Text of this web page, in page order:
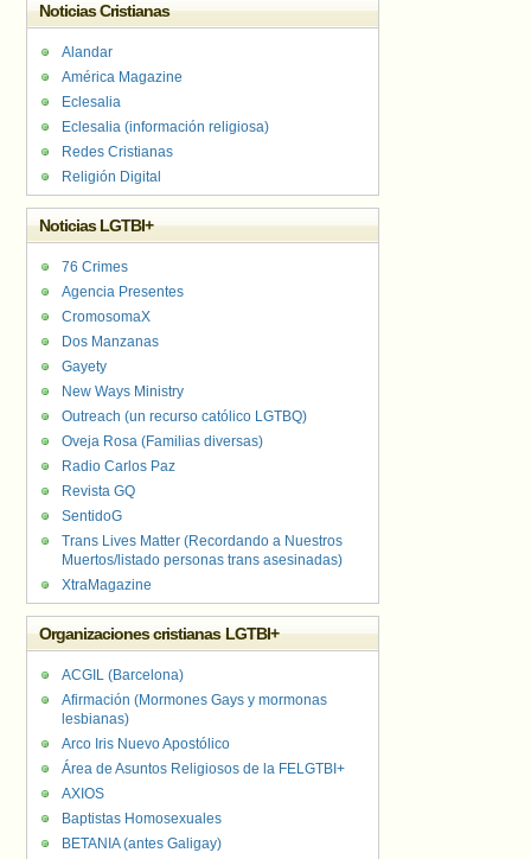
Noticias Cristianas
Alandar
América Magazine
Eclesalia
Eclesalia (información religiosa)
Redes Cristianas
Religión Digital
Noticias LGTBI+
76 Crimes
Agencia Presentes
CromosomaX
Dos Manzanas
Gayety
New Ways Ministry
Outreach (un recurso católico LGTBQ)
Oveja Rosa (Familias diversas)
Radio Carlos Paz
Revista GQ
SentidoG
Trans Lives Matter (Recordando a Nuestros
Muertos/listado personas trans asesinadas)
XtraMagazine
Organizaciones cristianas LGTBI+
ACGIL (Barcelona)
Afirmación (Mormones Gays y mormonas
lesbianas)
Arco Iris Nuevo Apostólico
Área de Asuntos Religiosos de la FELGTBI+
AXIOS
Baptistas Homosexuales
BETANIA (antes Galigay)